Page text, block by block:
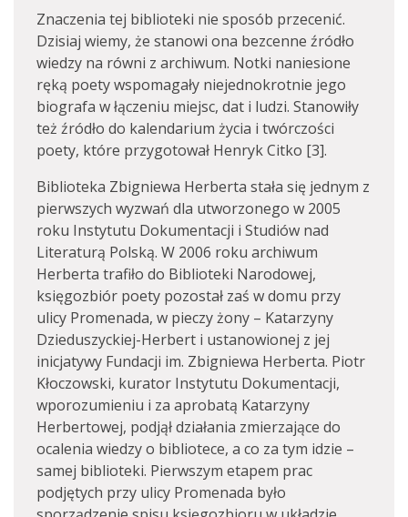
Znaczenia tej biblioteki nie sposób przecenić.
Dzisiaj wiemy, że stanowi ona bezcenne źródło
wiedzy na równi z archiwum. Notki naniesione
ręką poety wspomagały niejednokrotnie jego
biografa w łączeniu miejsc, dat i ludzi. Stanowiły
też źródło do kalendarium życia i twórczości
poety, które przygotował Henryk Citko [3].
Biblioteka Zbigniewa Herberta stała się jednym z
pierwszych wyzwań dla utworzonego w 2005
roku Instytutu Dokumentacji i Studiów nad
Literaturą Polską. W 2006 roku archiwum
Herberta trafiło do Biblioteki Narodowej,
księgozbiór poety pozostał zaś w domu przy
ulicy Promenada, w pieczy żony – Katarzyny
Dzieduszyckiej-Herbert i ustanowionej z jej
inicjatywy Fundacji im. Zbigniewa Herberta. Piotr
Kłoczowski, kurator Instytutu Dokumentacji,
wporozumieniu i za aprobatą Katarzyny
Herbertowej, podjął działania zmierzające do
ocalenia wiedzy o bibliotece, a co za tym idzie –
samej biblioteki. Pierwszym etapem prac
podjętych przy ulicy Promenada było